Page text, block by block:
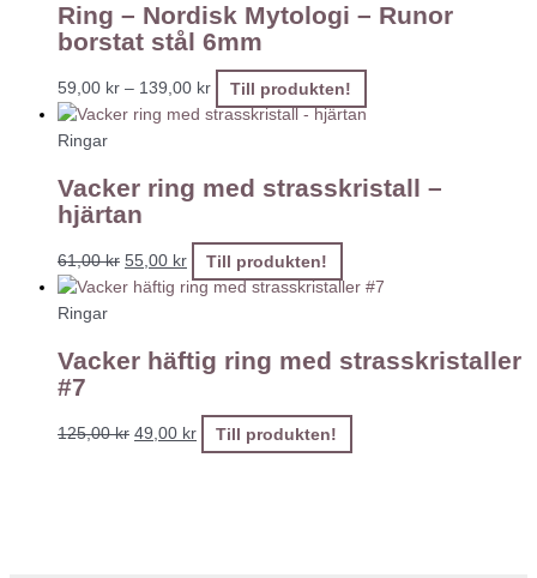
Ring – Nordisk Mytologi – Runor
borstat stål 6mm
59,00 kr – 139,00 kr Till produkten!
Ringar
Vacker ring med strasskristall –
hjärtan
61,00kr 55,00 kr Till produkten!
Ringar
Vacker häftig ring med strasskristaller
#7
125,00kr 49,00 kr Till produkten!